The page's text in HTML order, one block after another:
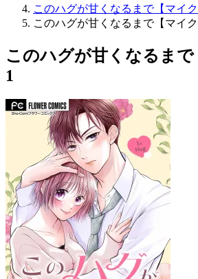
このハグが甘くなるまで【マイク
このハグが甘くなるまで【マイ
このハグが甘くなるまで
1